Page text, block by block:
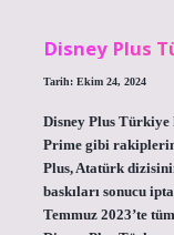
Disney Plus
Tarih: Ekim 24, 2024
Disney Plus Türkiye
Prime gibi
Plus, Atatürk
baskıları sonucu
Temmuz 2023’te